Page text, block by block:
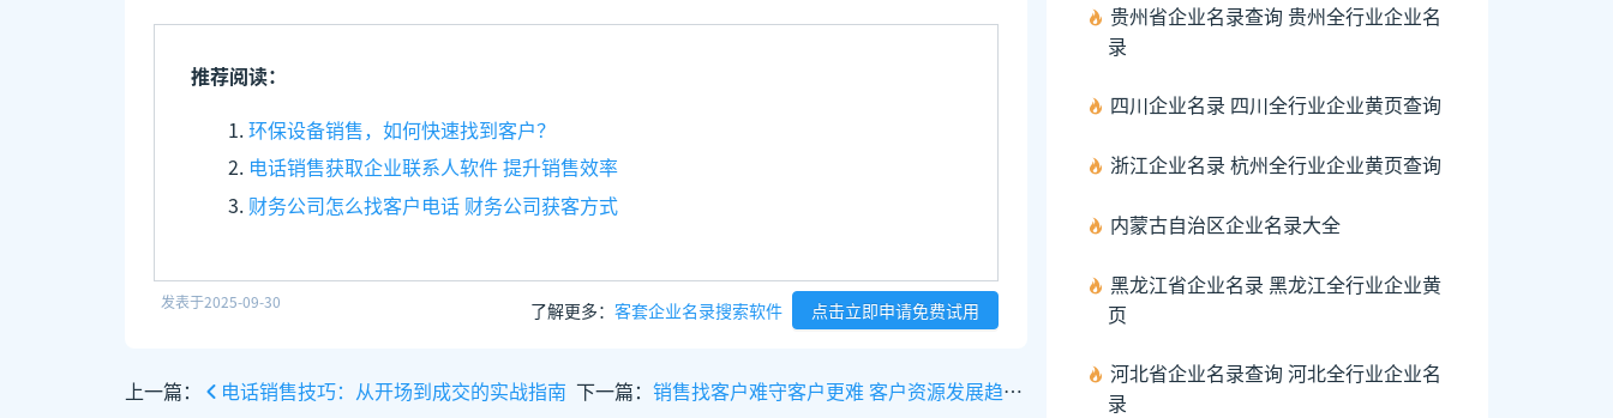
推荐阅读：
环保设备销售，如何快速找到客户？
电话销售获取企业联系人软件 提升销售效率
财务公司怎么找客户电话 财务公司获客方式
发表于2025-09-30 了解更多： 客套企业名录搜索软件 点击立即申请免费试用
上一篇： 电话销售技巧：从开场到成交的实战指南 下一篇： 销售找客户难守客户更难 客户资源发展趋势
贵州省企业名录查询 贵州全行业企业名
录
四川企业名录 四川全行业企业黄页查询
浙江企业名录 杭州全行业企业黄页查询
内蒙古自治区企业名录大全
黑龙江省企业名录 黑龙江全行业企业黄
页
河北省企业名录查询 河北全行业企业名
录